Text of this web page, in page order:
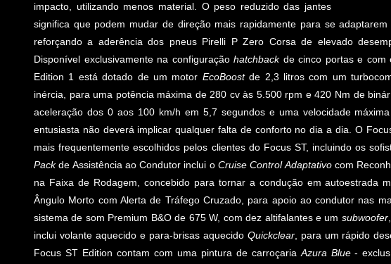
impacto, utilizando menos material. O peso reduzido das jantes
significa que podem mudar de direção mais rapidamente para se
reforçando a aderência dos pneus Pirelli P Zero Corsa de elevado
Disponível exclusivamente na configuraçãohatchback de cinco portas e com
Edition 1 está dotado de um motor EcoBoostde 2,3 litros com um
inércia, para uma potência máxima de 280 cv às 5.500 rpm e 420 Nm de
aceleração dos 0 aos 100 km/h em 5,7 segundos e uma velocidade
entusiasta não deverá implicar qualquer falta de conforto no dia a dia. O
mais frequentemente escolhidos pelos clientes do Focus ST, incluindo os
Packde Assistência ao Condutor inclui oCruise Control Adaptativocom
na Faixa de Rodagem, concebido para tornar a condução em autoestrada
Ângulo Morto com Alerta de Tráfego Cruzado, para apoio ao condutor nas
sistema de som Premium B&O de 675 W, com dez altifalantes e um subwoofer
inclui volante aquecido e para-brisas aquecido Quickclear, para um rápido
Focus ST Edition contam com uma pintura de carroçaria Azura Blue-